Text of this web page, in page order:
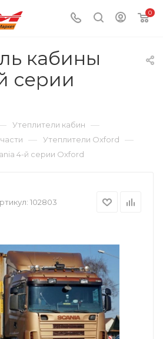
0
кабины
серии
Утеплители кабин —
— Утеплители Oxford —
4-й серии Oxford
102803